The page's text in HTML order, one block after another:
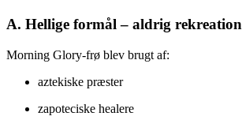
A. Hellige formål – aldrig rekreation
Morning Glory-frø blev brugt af:
aztekiske præster
zapoteciske healere